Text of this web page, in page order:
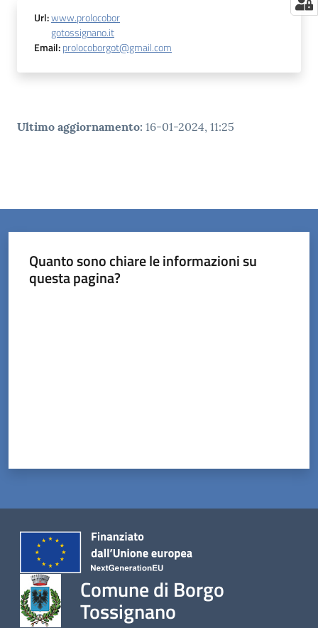
Url:www.prolocobor
gotossignano.it
Email:prolocoborgot@gmail.com
Ultimo aggiornamento: 16-01-2024, 11:25
Quanto sono chiare le informazioni su
questa pagina?
Comune di Borgo
Tossignano